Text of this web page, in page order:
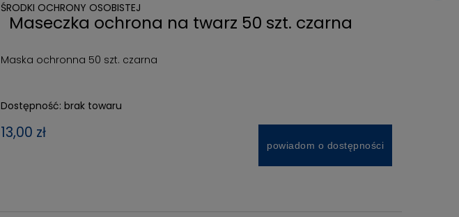
ŚRODKI OCHRONY OSOBISTEJ
Maseczka ochrona na twarz 50 szt. czarna
Maska ochronna 50 szt. czarna
Dostępność: brak towaru
13,00 zł
powiadom o dostępności